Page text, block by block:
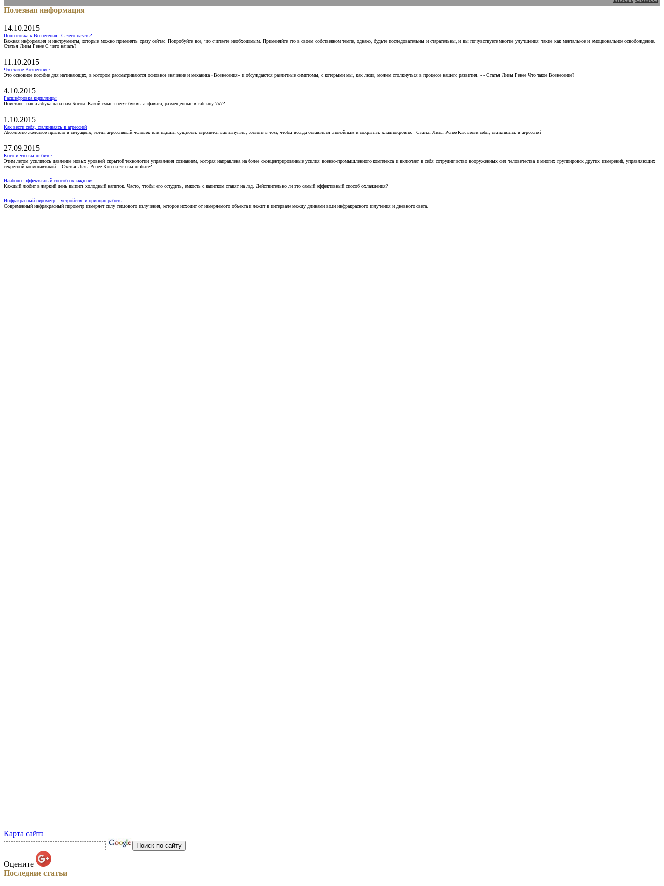
Полезная информация
14.10.2015
Подготовка к Вознесению. С чего начать?
Важная информация и инструменты, которые можно применять сразу сейчас! Попробуйте все, что считаете необходимым. Применяйте это в своем собственном темпе, однако, будьте последовательны и старательны, и вы почувствуете многие улучшения, такие как ментальное и эмоциональное освобождение.
Статья Лизы Ренее С чего начать?
11.10.2015
Что такое Вознесение?
Это основное пособие для начинающих, в котором рассматриваются основное значение и механика «Вознесения» и обсуждаются различные симптомы, с которыми мы, как люди, можем столкнуться в процессе нашего развития. - - Статья Лизы Ренее Что такое Вознесение?
4.10.2015
Расшифровка кириллицы
Поистине, наша азбука дана нам Богом. Какой смысл несут буквы алфавита, размещенные в таблицу 7х7?
1.10.2015
Как вести себя, сталкиваясь в агрессией
Абсолютно железное правило в ситуациях, когда агрессивный человек или падшая сущность стремится вас запугать, состоит в том, чтобы всегда оставаться спокойным и сохранять хладнокровие. - Статья Лизы Ренее Как вести себя, сталкиваясь в агрессией
27.09.2015
Кого и что вы любите?
Этим летом усилилось давление новых уровней скрытой технологии управления сознанием, которая направлена на более сконцентрированные усилия военно-промышленного комплекса и включает в себя сотрудничество вооруженных сил человечества и многих группировок других измерений, управляющих
секретной космонавтикой. - Статья Лизы Ренее Кого и что вы любите?
Наиболее эффективный способ охлаждения
Каждый любит в жаркий день выпить холодный напиток. Часто, чтобы его остудить, емкость с напитком ставят на лед. Действительно ли это самый эффективный способ охлаждения?
Инфракрасный пирометр – устройство и принцип работы
Современный инфракрасный пирометр измеряет силу теплового излучения, которое исходит от измеряемого объекта и лежит в интервале между длинами волн инфракрасного излучения и дневного света.
Карта сайта
Оцените
Последние статьи